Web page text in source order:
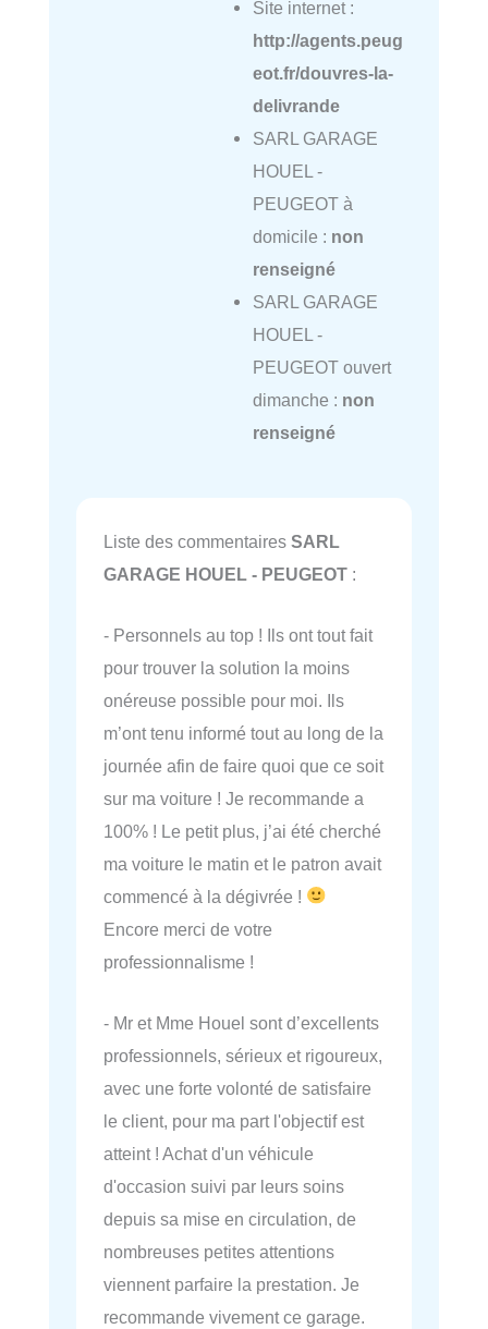
Site internet :
http://agents.peug
eot.fr/douvres-la-
delivrande
SARL GARAGE
HOUEL -
PEUGEOT à
domicile : non
renseigné
SARL GARAGE
HOUEL -
PEUGEOT ouvert
dimanche : non
renseigné
Liste des commentaires SARL
GARAGE HOUEL - PEUGEOT :
- Personnels au top ! Ils ont tout fait
pour trouver la solution la moins
onéreuse possible pour moi. Ils
m’ont tenu informé tout au long de la
journée afin de faire quoi que ce soit
sur ma voiture ! Je recommande a
100% ! Le petit plus, j’ai été cherché
ma voiture le matin et le patron avait
commencé à la dégivrée !
Encore merci de votre
professionnalisme !
- Mr et Mme Houel sont d’excellents
professionnels, sérieux et rigoureux,
avec une forte volonté de satisfaire
le client, pour ma part l'objectif est
atteint ! Achat d'un véhicule
d'occasion suivi par leurs soins
depuis sa mise en circulation, de
nombreuses petites attentions
viennent parfaire la prestation. Je
recommande vivement ce garage.